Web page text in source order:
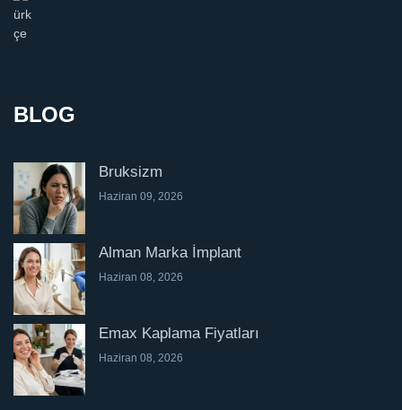
BLOG
Bruksizm
Haziran 09, 2026
Alman Marka İmplant
Haziran 08, 2026
Emax Kaplama Fiyatları
Haziran 08, 2026